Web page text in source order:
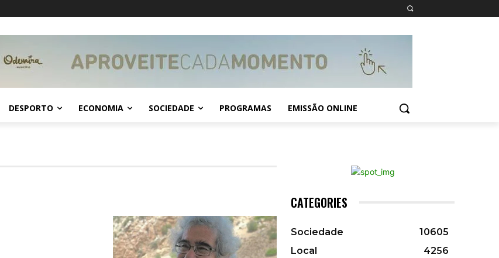
DESPORTO ECONOMIA SOCIEDADE PROGRAMAS EMISSÃO ONLINE
CATEGORIES
Sociedade
10605
Local
4256